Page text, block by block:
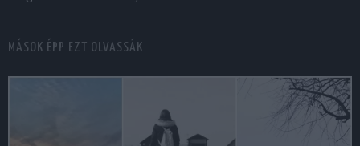
MÁSOK ÉPP EZT OLVASSÁK